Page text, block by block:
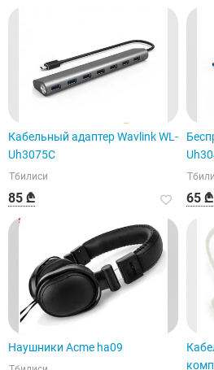
Кабельный адаптер Wavlink WL-
Uh3075C
Тбилиси
85 ₾ 65 ₾
Наушники Acme ha09